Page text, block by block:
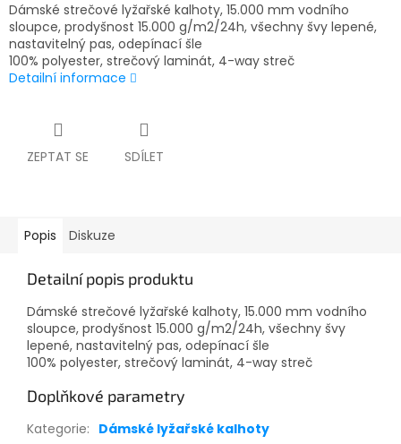
Dámské strečové lyžařské kalhoty, 15.000 mm vodního
sloupce, prodyšnost 15.000 g/m2/24h, všechny švy lepené,
nastavitelný pas, odepínací šle
100% polyester, strečový laminát, 4-way streč
Detailní informace
ZEPTAT SE SDÍLET
Popis Diskuze
Detailní popis produktu
Dámské strečové lyžařské kalhoty, 15.000 mm vodního
sloupce, prodyšnost 15.000 g/m2/24h, všechny švy
lepené, nastavitelný pas, odepínací šle
100% polyester, strečový laminát, 4-way streč
Doplňkové parametry
Kategorie: Dámské lyžařské kalhoty